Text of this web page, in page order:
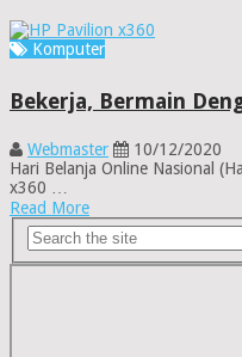
Komputer
Bekerja, Bermain
Webmaster
10/12/2020
Hari Belanja Online Nasional
x360 …
Read More